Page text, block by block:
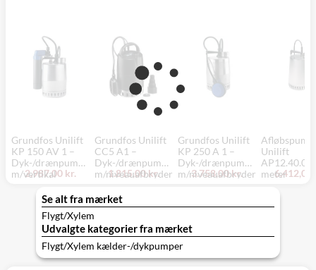
Grundfos Unilift
KP 150 AV 1 –
Dyk-/drænpumpe
m/vertikal
2.987,00 kr.
Grundfos Unilift
CC5 A1 –
Dyk-/drænpumpe
m/niveauafbryder
1.815,00 kr.
Grundfos Unilift
KP 250 A 1 –
Dyk-/drænpumpe
m/niveauafbryder
3.758,00 kr.
Unilift
meter6.412,00
Se alt fra mærket
Flygt/Xylem
Udvalgte kategorier fra mærket
Flygt/Xylem kælder-/dykpumper